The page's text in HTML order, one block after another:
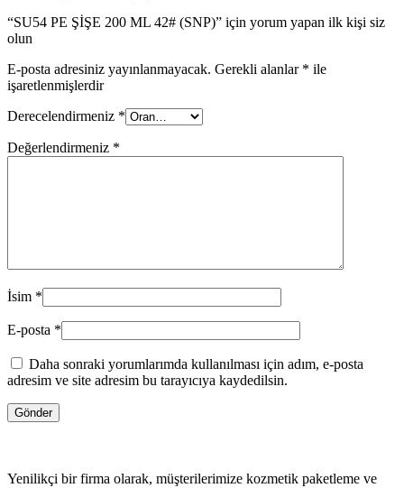
“SU54 PE ŞİŞE 200 ML 42# (SNP)” için yorum yapan ilk kişi siz
olun
E-posta adresiniz yayınlanmayacak. Gerekli alanlar * ile
işaretlenmişlerdir
Derecelendirmeniz *
Değerlendirmeniz *
İsim *
E-posta *
Daha sonraki yorumlarımda kullanılması için adım, e-posta
adresim ve site adresim bu tarayıcıya kaydedilsin.
Yenilikçi bir firma olarak, müşterilerimize kozmetik paketleme ve